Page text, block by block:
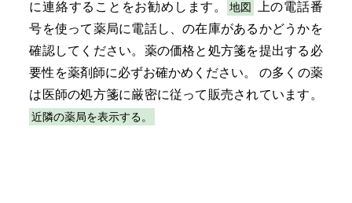
に連絡することをお勧めします。
地図
上の電話番
号を使って薬局に電話し、の在庫があるかどうかを
確認してください。薬の価格と処方箋を提出する必
要性を薬剤師に必ずお確かめください。
の多くの薬
は医師の処方箋に厳密に従って販売されています。
近隣の薬局を表示する。